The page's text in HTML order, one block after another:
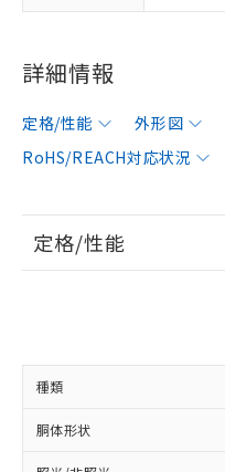
詳細情報
定格/性能 外形図
RoHS/REACH対応状況
定格/性能
種類
胴体形状